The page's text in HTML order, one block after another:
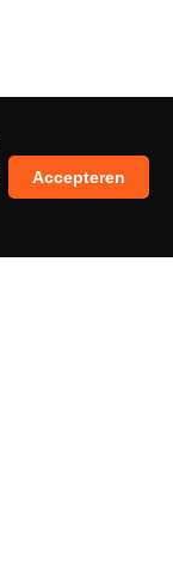
Accepteren